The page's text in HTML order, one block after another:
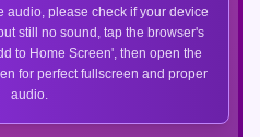
audio, please check if your device
still no sound, tap the browser's
to Home Screen', then open the
for perfect fullscreen and proper
audio.